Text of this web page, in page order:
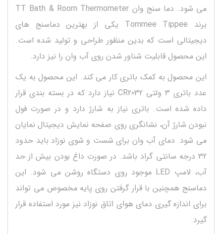
می شود. دما سنج وان TT Bath & Room Thermometer
برند Tommee Tippee یکی از بهترین دماسنج های
دیجیتالی است که بدین منظور طراحی و تولید شده است.
این محصول قابلیت شناور شدن روی آب وان را نیز دارد.
این محصول به کمک باتری کار می کند. این محصول به یک
عدد باتری 3 ولتی CR2032 نیاز دارد که در بسته بندی قرار
داده شده است. باتری نیاز به شارژ دارد و در صورت فول
نبودن شارژ آن، نشانگری روی صفحه نمایش دیجیتال نمایان
می شود. دمای آب وان برای شست و شوی نوزاد باید حدود
32 درجه سانتی گراد باشد. در صورت داغ بودن بیش از حد
آب، لامپ LED موجود روی دستگاه روشن می شود. این
دماسنج همچنین با قرار گرفتن روی پایه مخصوص می تواند
برای اندازه گیری دمای هوای اتاق نوزاد نیز مورد استفاده قرار
گیرد.